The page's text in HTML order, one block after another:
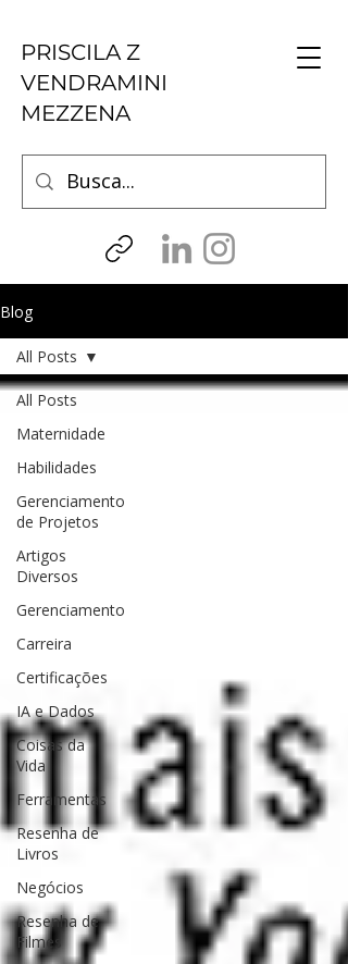
PRISCILA Z
VENDRAMINI
MEZZENA
Blog
All Posts
Maternidade
Habilidades
Gerenciamento
de Projetos
Artigos
Diversos
Gerenciamento
Carreira
Certificações
IA e Dados
Coisas da
Vida
Ferramentas
Resenha de
Livros
Negócios
Resenha de
Filmes
All Posts